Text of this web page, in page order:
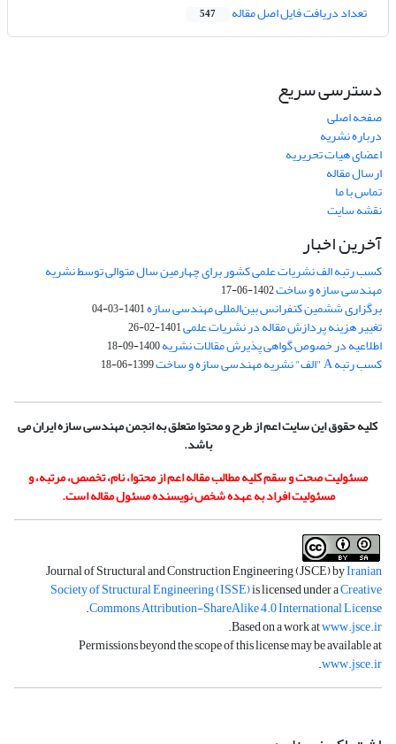
تعداد دریافت فایل اصل مقاله 547
دسترسی سریع
صفحه اصلی
درباره نشریه
اعضای هیات تحریریه
ارسال مقاله
تماس با ما
نقشه سایت
آخرین اخبار
کسب رتبه الف نشریات علمی کشور برای چهارمین سال متوالی توسط نشریه
مهندسی سازه و ساخت1402-06-17
برگزاری ششمین کنفرانس بین‌المللی مهندسی سازه1401-03-04
تغییر هزینه پردازش مقاله در نشریات علمی1401-02-26
اطلاعیه در خصوص گواهی پذیرش مقالات نشریه1400-09-18
کسب رتبه A "الف" نشریه مهندسی سازه و ساخت 1399-06-18
کلیه حقوق این سایت اعم از طرح و محتوا متعلق به انجمن مهندسی سازه ایران می
باشد.
مسئولیت صحت و سقم کلیه مطالب مقاله اعم از محتوا، نام، تخصص، مرتبه، و
مسئولیت افراد به عهده شخص نویسنده مسئول مقاله است.
Journal of Structural and Construction Engineering (JSCE) byIranian
Society of Structural Engineering (ISSE)is licensed under aCreative
Commons Attribution-ShareAlike 4.0 International License
.
Based on a work atwww.jsce.ir
.
Permissions beyond the scope of this license may be available at
www.jsce.ir
.